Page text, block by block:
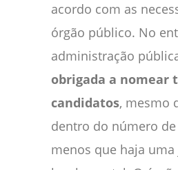
acordo com as
órgão público. No
administração
obrigada a nomear
candidatos, mesmo
dentro do número de
menos que haja